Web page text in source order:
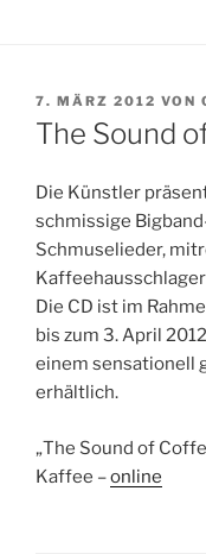
VERÖFFENTLICHT
AM
7. MÄRZ 2012 VON
The Sound
Die Künstler
schmissige
Schmuselieder,
Die CD ist im
bis zum 3. April
einem sensationell
erhältlich.
„The Sound of
Kaffee –online